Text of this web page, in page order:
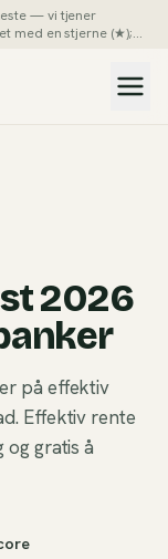
— vi tjener
med en stjerne (★);
2026
på effektiv
Effektiv rente
gratis å